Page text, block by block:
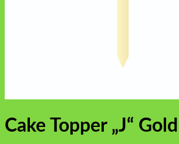
Cake Topper „J“ Gold